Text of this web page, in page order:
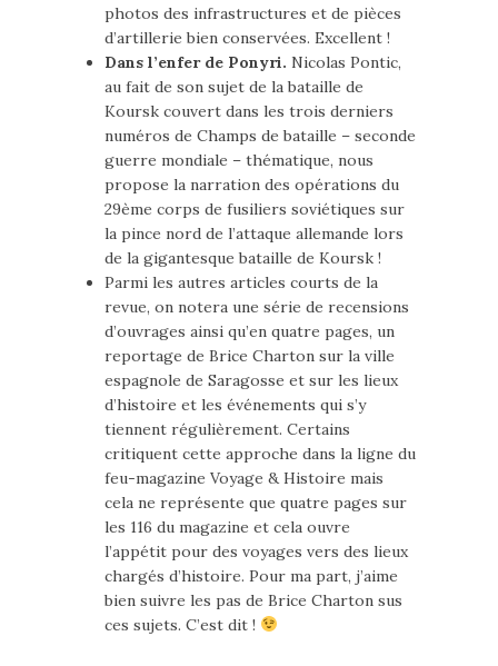
photos des infrastructures et de pièces
d’artillerie bien conservées. Excellent !
Dans l’enfer de Ponyri. Nicolas Pontic,
au fait de son sujet de la bataille de
Koursk couvert dans les trois derniers
numéros de Champs de bataille – seconde
guerre mondiale – thématique, nous
propose la narration des opérations du
29ème corps de fusiliers soviétiques sur
la pince nord de l’attaque allemande lors
de la gigantesque bataille de Koursk !
Parmi les autres articles courts de la
revue, on notera une série de recensions
d’ouvrages ainsi qu’en quatre pages, un
reportage de Brice Charton sur la ville
espagnole de Saragosse et sur les lieux
d’histoire et les événements qui s’y
tiennent régulièrement. Certains
critiquent cette approche dans la ligne du
feu-magazine Voyage & Histoire mais
cela ne représente que quatre pages sur
les 116 du magazine et cela ouvre
l’appétit pour des voyages vers des lieux
chargés d’histoire. Pour ma part, j’aime
bien suivre les pas de Brice Charton sus
ces sujets. C’est dit !